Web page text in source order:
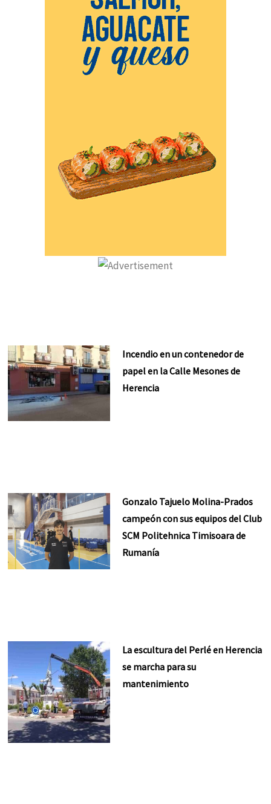
Incendio en un contenedor de
papel en la Calle Mesones de
Herencia
Gonzalo Tajuelo Molina-Prados
campeón con sus equipos del Club
SCM Politehnica Timisoara de
Rumanía
La escultura del Perlé en Herencia
se marcha para su
mantenimiento